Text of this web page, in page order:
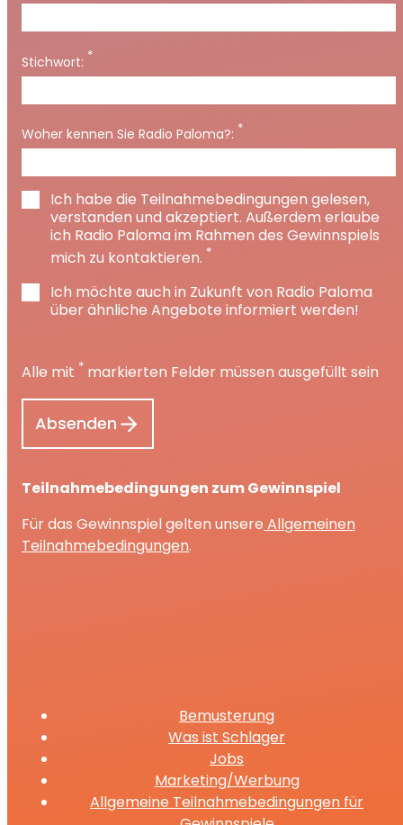
Stichwort: *
Woher kennen Sie Radio Paloma?: *
Ich habe die Teilnahmebedingungen gelesen,
verstanden und akzeptiert. Außerdem erlaube
ich Radio Paloma im Rahmen des Gewinnspiels
mich zu kontaktieren. *
Ich möchte auch in Zukunft von Radio Paloma
über ähnliche Angebote informiert werden!
Alle mit * markierten Felder müssen ausgefüllt sein
Teilnahmebedingungen zum Gewinnspiel
Für das Gewinnspiel gelten unsere Allgemeinen
Teilnahmebedingungen.
Bemusterung
Was ist Schlager
Jobs
Marketing/Werbung
Allgemeine Teilnahmebedingungen für